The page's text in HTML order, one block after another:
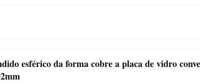
esférico da forma cobre a placa de vidro